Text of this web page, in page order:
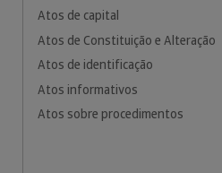
Atos de capital
Atos de Constituição e Alteração
Atos de identificação
Atos informativos
Atos sobre procedimentos